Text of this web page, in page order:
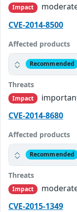
Impact
CVE-2014-8500
Affected products
Recommended
Threats
Impact
CVE-2014-8680
Affected products
Recommended
Threats
Impact
CVE-2015-1349